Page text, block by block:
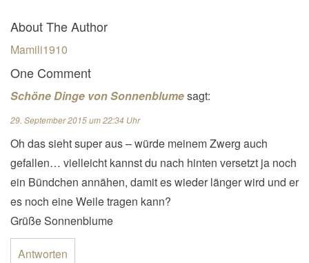
About The Author
Mamili1910
One Comment
Schöne Dinge von Sonnenblumesagt:
29. September 2015 um 22:34 Uhr
Oh das sieht super aus – würde meinem Zwerg auch
gefallen… vielleicht kannst du nach hinten versetzt ja noch
ein Bündchen annähen, damit es wieder länger wird und er
es noch eine Weile tragen kann?
Grüße Sonnenblume
Antworten